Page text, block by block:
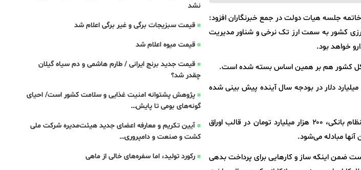
جلسه هیات دولت در جمع خبرنگاران افزود:
کشور به سمت ارز تک نرخی و شناور مدیریت
خواهد بود.
کل کشور هم بر همین اساس بسته شده است.
رئیس سازمان برنامه و بودجه خاطرنشان کرد: برای کالاهای اساسی و دارو در واقع ۱۲ میلیارد دلار در بودجه سال آینده پیش بینی شده
معاون رئیس جمهور گفت: در بودجه سال آینده برای باز پرداخت بدهی دولت به نظام بانکی، ۲۰۰ هزار میلیارد تومان در قالب اوراق
آنها مبادله می‌شود.
اجتماعی است ضمن اینکه ساز و کارهایی برای پرداخت بدهی
نشد
قیمت سبزیجات برگی و غیر برگی اعلام شد
قیمت میوه اعلام شد
قیمت جدید برنج ایرانی / طارم هاشمی و دم سیاه گیلان
چقدر شد؟
پژوهش پشتوانه امنیت غذایی و سلامت کشور است/ احیای
گونه‌های بومی تا پایش…
آیین تکریم و معارفه اعضای جدید هیئت‌مدیره شرکت ملی
کشت و صنعت و دامپروری…
رکورد تولید، اما سفره‌های خالی از ماهی